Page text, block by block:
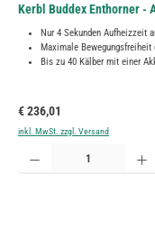
Kerbl Buddex Enthorner -
Nur 4 Sekunden Aufheizzeit
Maximale Bewegungsfreiheit
Bis zu 40 Kälber mit einer
Regulärer Preis:
€ 236,01
inkl. MwSt. zzgl. Versand
Produkt Anzahl: Gib den